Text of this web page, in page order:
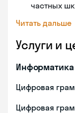
частных
Читать дальше
Услуги и
Информатика
Цифровая
Цифровая